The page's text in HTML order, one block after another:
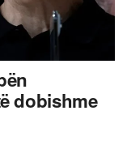
dobishme